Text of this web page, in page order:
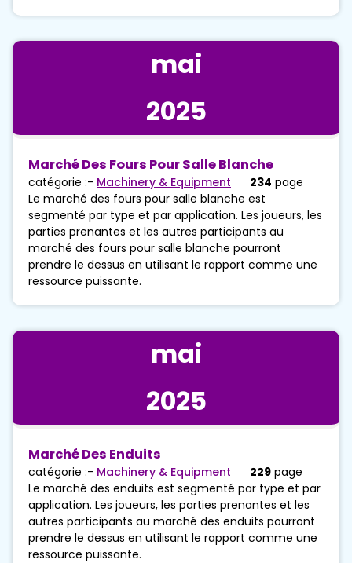
mai
2025
Marché Des Fours Pour Salle Blanche
catégorie :- Machinery & Equipment 234 page
Le marché des fours pour salle blanche est
segmenté par type et par application. Les joueurs, les
parties prenantes et les autres participants au
marché des fours pour salle blanche pourront
prendre le dessus en utilisant le rapport comme une
ressource puissante.
mai
2025
Marché Des Enduits
catégorie :- Machinery & Equipment 229 page
Le marché des enduits est segmenté par type et par
application. Les joueurs, les parties prenantes et les
autres participants au marché des enduits pourront
prendre le dessus en utilisant le rapport comme une
ressource puissante.